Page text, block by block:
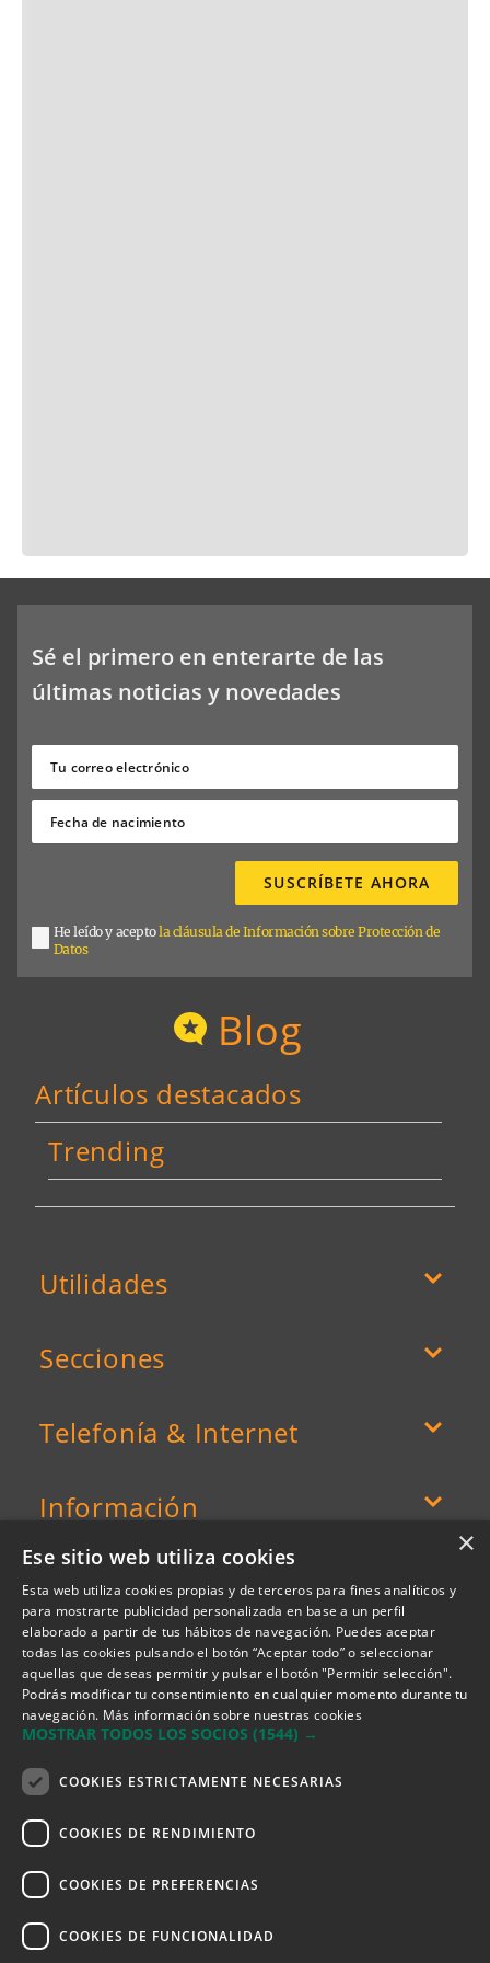
Sé el primero en enterarte de las
últimas noticias y novedades
SUSCRÍBETE AHORA
He leído y aceptola cláusula de Información sobre Protección de
Datos
Blog
Artículos destacados
Trending
Utilidades
Secciones
Telefonía & Internet
Información
Puedes financiar tus compras con
×
Ese sitio web utiliza cookies
Esta web utiliza cookies propias y de terceros para fines analíticos y
para mostrarte publicidad personalizada en base a un perfil
elaborado a partir de tus hábitos de navegación. Puedes aceptar
todas las cookies pulsando el botón “Aceptar todo” o seleccionar
aquellas que deseas permitir y pulsar el botón "Permitir selección".
Podrás modificar tu consentimiento en cualquier momento durante tu
navegación. Más información sobre nuestras cookies
MOSTRAR TODOS LOS SOCIOS (1544) →
COOKIES ESTRICTAMENTE NECESARIAS
COOKIES DE RENDIMIENTO
COOKIES DE PREFERENCIAS
COOKIES DE FUNCIONALIDAD